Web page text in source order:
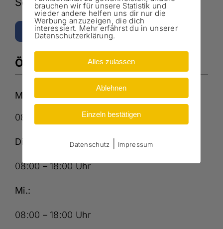
Öffnungszeiten
Mo.:
08:00 – 18:00 Uhr
Di.:
08:00 – 18:00 Uhr
Mi.:
08:00 – 18:00 Uhr
brauchen wir für unsere Statistik und
wieder andere helfen uns dir nur die
Werbung anzuzeigen, die dich
interessiert. Mehr erfährst du in unserer
Datenschutzerklärung.
Alles zulassen
Ablehnen
Einzeln bestätigen
Datenschutz Impressum